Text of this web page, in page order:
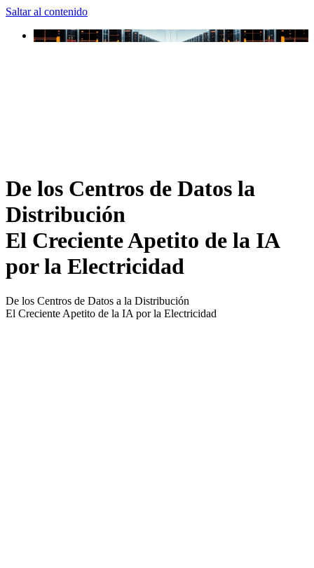
Saltar al contenido
De los Centros de Datos la
Distribución
El Creciente Apetito de la IA
por la Electricidad
De los Centros de Datos a la Distribución
El Creciente Apetito de la IA por la Electricidad